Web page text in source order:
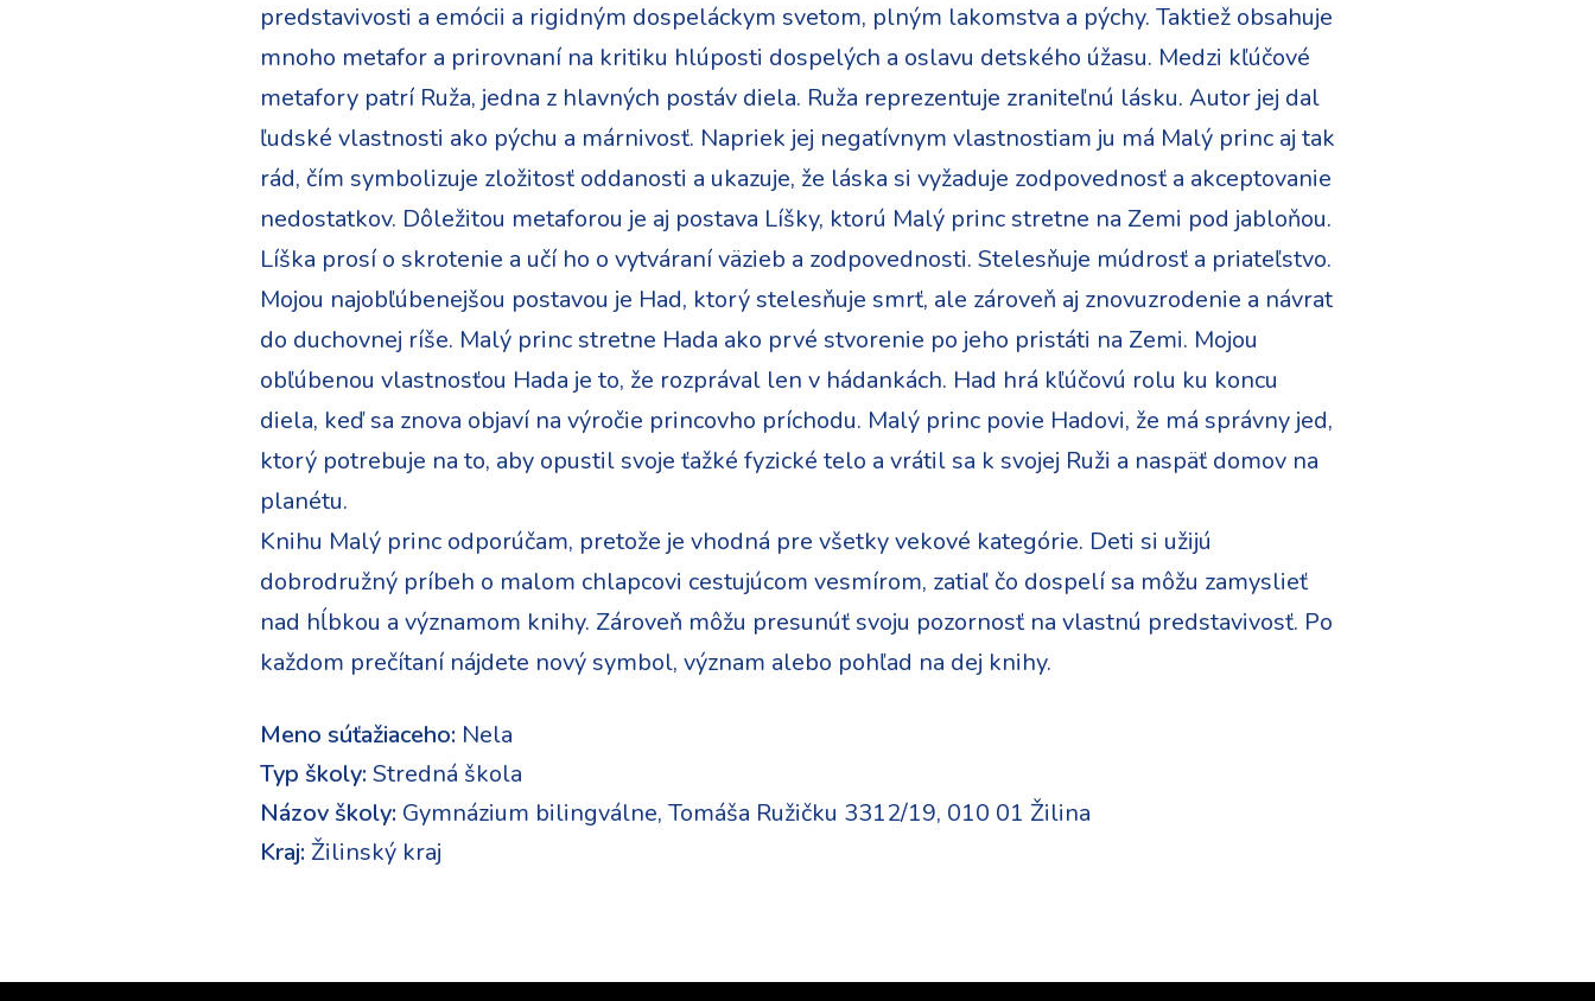
predstavivosti a emócii a rigidným dospeláckym svetom, plným lakomstva a pýchy. Taktiež obsahuje
mnoho metafor a prirovnaní na kritiku hlúposti dospelých a oslavu detského úžasu. Medzi kľúčové
metafory patrí Ruža, jedna z hlavných postáv diela. Ruža reprezentuje zraniteľnú lásku. Autor jej dal
ľudské vlastnosti ako pýchu a márnivosť. Napriek jej negatívnym vlastnostiam ju má Malý princ aj tak
rád, čím symbolizuje zložitosť oddanosti a ukazuje, že láska si vyžaduje zodpovednosť a akceptovanie
nedostatkov. Dôležitou metaforou je aj postava Líšky, ktorú Malý princ stretne na Zemi pod jabloňou.
Líška prosí o skrotenie a učí ho o vytváraní väzieb a zodpovednosti. Stelesňuje múdrosť a priateľstvo.
Mojou najobľúbenejšou postavou je Had, ktorý stelesňuje smrť, ale zároveň aj znovuzrodenie a návrat
do duchovnej ríše. Malý princ stretne Hada ako prvé stvorenie po jeho pristáti na Zemi. Mojou
obľúbenou vlastnosťou Hada je to, že rozprával len v hádankách. Had hrá kľúčovú rolu ku koncu
diela, keď sa znova objaví na výročie princovho príchodu. Malý princ povie Hadovi, že má správny jed,
ktorý potrebuje na to, aby opustil svoje ťažké fyzické telo a vrátil sa k svojej Ruži a naspäť domov na
planétu.
Knihu Malý princ odporúčam, pretože je vhodná pre všetky vekové kategórie. Deti si užijú
dobrodružný príbeh o malom chlapcovi cestujúcom vesmírom, zatiaľ čo dospelí sa môžu zamyslieť
nad hĺbkou a významom knihy. Zároveň môžu presunúť svoju pozornosť na vlastnú predstavivosť. Po
každom prečítaní nájdete nový symbol, význam alebo pohľad na dej knihy.
Meno súťažiaceho: Nela
Typ školy: Stredná škola
Názov školy: Gymnázium bilingválne, Tomáša Ružičku 3312/19, 010 01 Žilina
Kraj: Žilinský kraj